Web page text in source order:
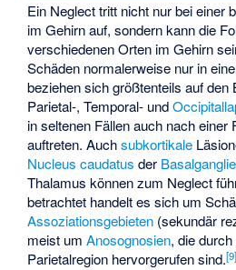
Ein Neglect tritt nicht nur bei einer
im Gehirn auf, sondern kann die
verschiedenen Orten im Gehirn
Schäden normalerweise nur in
beziehen sich größtenteils auf den
Parietal-, Temporal- und
in seltenen Fällen auch nach einer
auftreten. Auchsubkortikale
Nucleus caudatus der
Thalamus können zum Neglect
betrachtet handelt es sich um
Assoziationsgebieten (sekundär
meist umAnosognosien, die
Parietalregion hervorgerufen sind.[9]